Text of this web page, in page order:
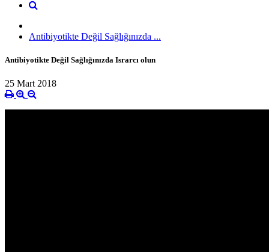
Antibiyotikte Değil Sağlığınızda ...
Antibiyotikte Değil Sağlığınızda Israrcı olun
25 Mart 2018